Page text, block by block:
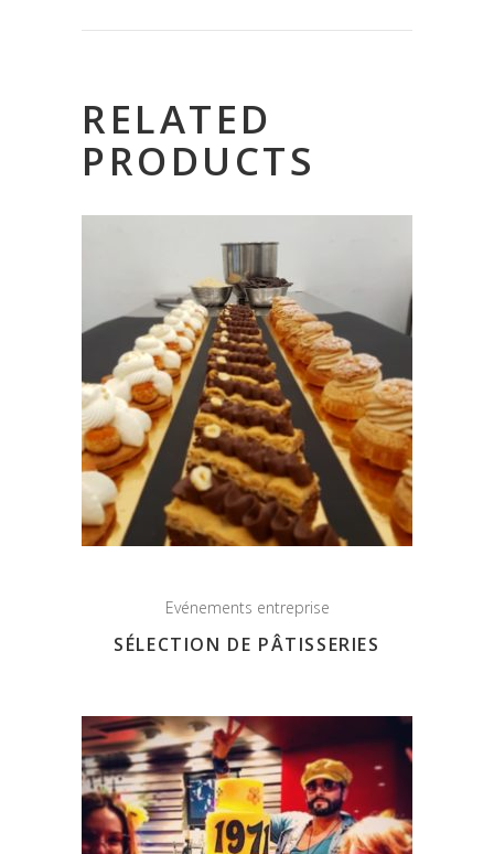
RELATED
PRODUCTS
Evénements entreprise
SÉLECTION DE PÂTISSERIES